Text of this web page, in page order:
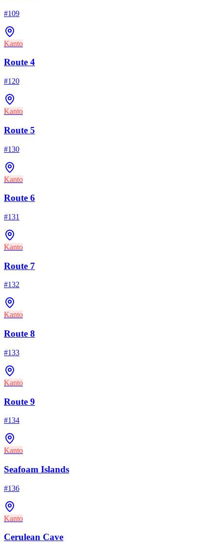
#109
Kanto
Route 4
#120
Kanto
Route 5
#130
Kanto
Route 6
#131
Kanto
Route 7
#132
Kanto
Route 8
#133
Kanto
Route 9
#134
Kanto
Seafoam Islands
#136
Kanto
Cerulean Cave